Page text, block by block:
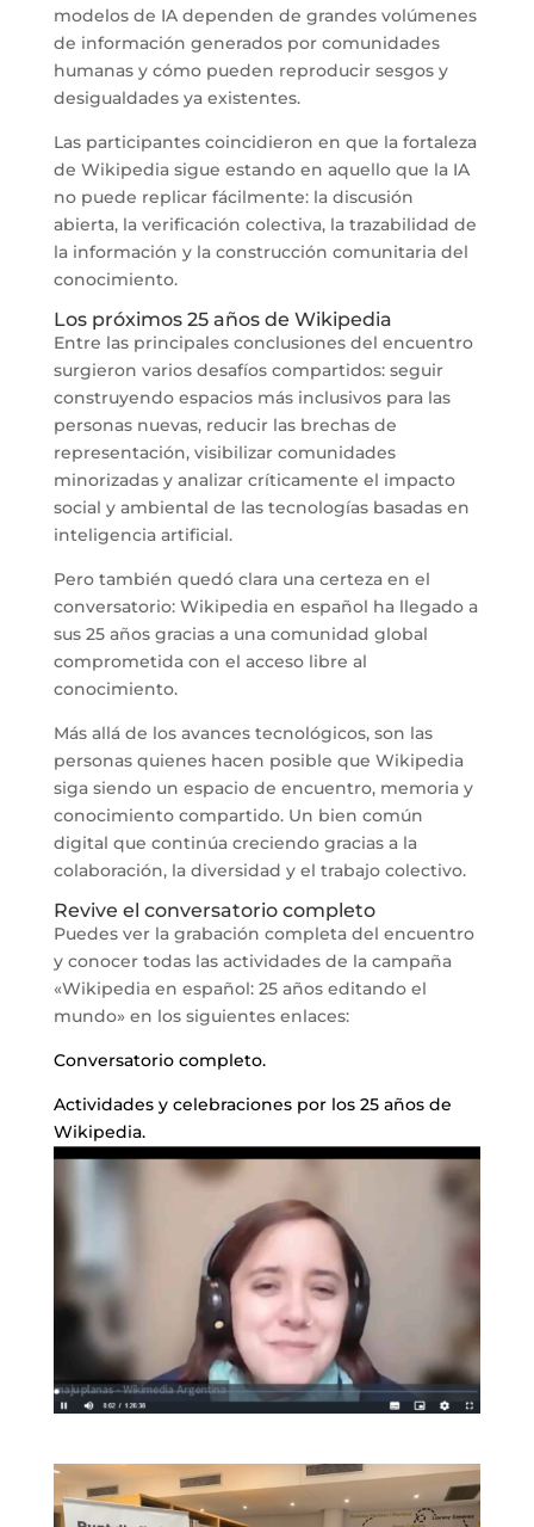
modelos de IA dependen de grandes volúmenes
de información generados por comunidades
humanas y cómo pueden reproducir sesgos y
desigualdades ya existentes.
Las participantes coincidieron en que la fortaleza
de Wikipedia sigue estando en aquello que la IA
no puede replicar fácilmente: la discusión
abierta, la verificación colectiva, la trazabilidad de
la información y la construcción comunitaria del
conocimiento.
Los próximos 25 años de Wikipedia
Entre las principales conclusiones del encuentro
surgieron varios desafíos compartidos: seguir
construyendo espacios más inclusivos para las
personas nuevas, reducir las brechas de
representación, visibilizar comunidades
minorizadas y analizar críticamente el impacto
social y ambiental de las tecnologías basadas en
inteligencia artificial.
Pero también quedó clara una certeza en el
conversatorio: Wikipedia en español ha llegado a
sus 25 años gracias a una comunidad global
comprometida con el acceso libre al
conocimiento.
Más allá de los avances tecnológicos, son las
personas quienes hacen posible que Wikipedia
siga siendo un espacio de encuentro, memoria y
conocimiento compartido. Un bien común
digital que continúa creciendo gracias a la
colaboración, la diversidad y el trabajo colectivo.
Revive el conversatorio completo
Puedes ver la grabación completa del encuentro
y conocer todas las actividades de la campaña
«Wikipedia en español: 25 años editando el
mundo» en los siguientes enlaces:
Conversatorio completo.
Actividades y celebraciones por los 25 años de
Wikipedia.